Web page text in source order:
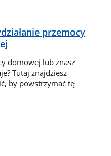
przemocy
domowej lub znasz
Tutaj znajdziesz
by powstrzymać tę